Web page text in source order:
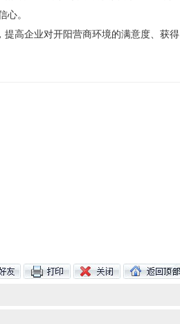
。
高企业对开阳营商环境的满意度、获得